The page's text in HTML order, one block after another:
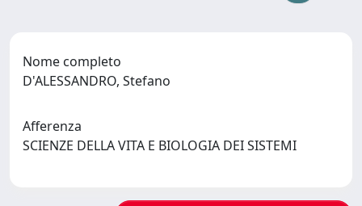
Nome completo
D'ALESSANDRO, Stefano
Afferenza
SCIENZE DELLA VITA E BIOLOGIA DEI SISTEMI